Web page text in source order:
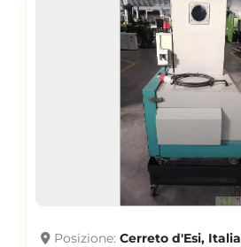
Posizione Cerreto d'Esi, Italia